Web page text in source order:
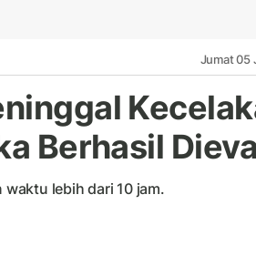
Jumat 05
Berhasil
lebih dari 10 jam.